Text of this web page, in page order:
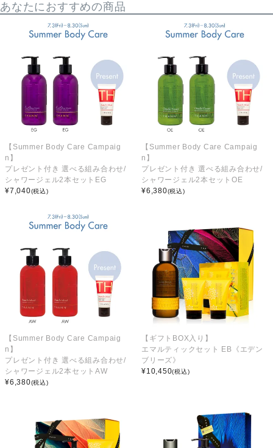
あなたにおすすめの商品
【Summer Body Care Campaig
n】
プレゼント付き 選べる組み合わせ/
シャワージェル2本セットEG
¥7,040(税込)
【Summer Body Care Campaig
n】
プレゼント付き 選べる組み合わせ/
シャワージェル2本セットOE
¥6,380(税込)
【Summer Body Care Campaig
n】
プレゼント付き 選べる組み合わせ/
シャワージェル2本セットAW
¥6,380(税込)
【ギフトBOX入り】
エマルティックセット EB《エデン
ブリーズ》
¥10,450(税込)